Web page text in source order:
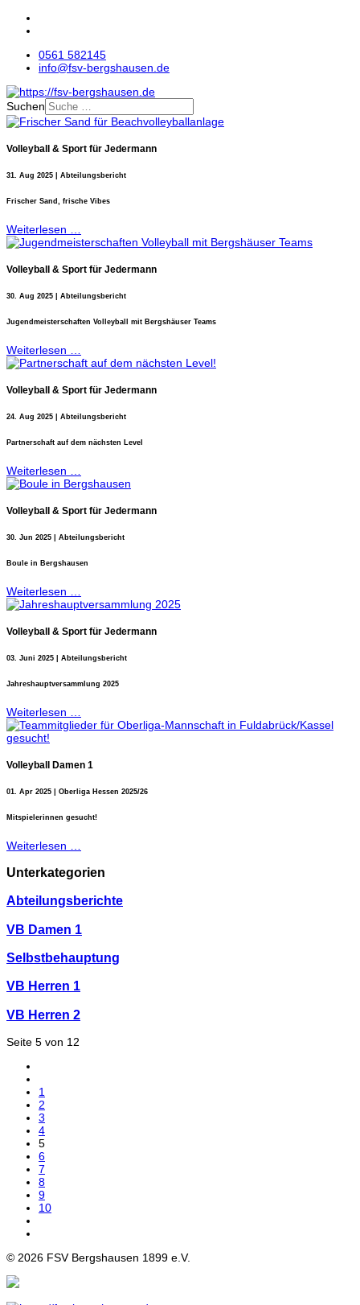
0561 582145
info@fsv-bergshausen.de
Suchen
Volleyball & Sport für Jedermann
31. Aug 2025 | Abteilungsbericht
Frischer Sand, frische Vibes
Weiterlesen …
Volleyball & Sport für Jedermann
30. Aug 2025 | Abteilungsbericht
Jugendmeisterschaften Volleyball mit Bergshäuser Teams
Weiterlesen …
Volleyball & Sport für Jedermann
24. Aug 2025 | Abteilungsbericht
Partnerschaft auf dem nächsten Level
Weiterlesen …
Volleyball & Sport für Jedermann
30. Jun 2025 | Abteilungsbericht
Boule in Bergshausen
Weiterlesen …
Volleyball & Sport für Jedermann
03. Juni 2025 | Abteilungsbericht
Jahreshauptversammlung 2025
Weiterlesen …
Volleyball Damen 1
01. Apr 2025 | Oberliga Hessen 2025/26
Mitspielerinnen gesucht!
Weiterlesen …
Unterkategorien
Abteilungsberichte
VB Damen 1
Selbstbehauptung
VB Herren 1
VB Herren 2
Seite 5 von 12
1
2
3
4
5
6
7
8
9
10
© 2026 FSV Bergshausen 1899 e.V.